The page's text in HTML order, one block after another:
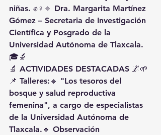
niñas. ✊♀️🔹 Dra. Margarita Martínez
Gómez – Secretaria de Investigación
Científica y Posgrado de la
Universidad Autónoma de Tlaxcala.
🎓🔬
🔬 ACTIVIDADES DESTACADAS 🌌🌱
📌 Talleres: 🔹 "Los tesoros del
bosque y salud reproductiva
femenina", a cargo de especialistas
de la Universidad Autónoma de
Tlaxcala.🔹 Observación